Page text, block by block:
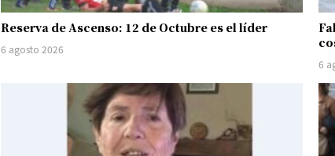
Reserva de Ascenso: 12 de Octubre es el líder
6 agosto 2026
6